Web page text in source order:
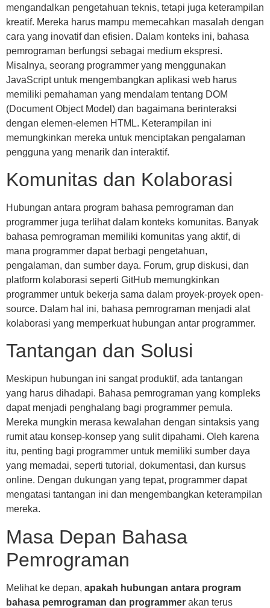
mengandalkan pengetahuan teknis, tetapi juga keterampilan
kreatif. Mereka harus mampu memecahkan masalah dengan
cara yang inovatif dan efisien. Dalam konteks ini, bahasa
pemrograman berfungsi sebagai medium ekspresi.
Misalnya, seorang programmer yang menggunakan
JavaScript untuk mengembangkan aplikasi web harus
memiliki pemahaman yang mendalam tentang DOM
(Document Object Model) dan bagaimana berinteraksi
dengan elemen-elemen HTML. Keterampilan ini
memungkinkan mereka untuk menciptakan pengalaman
pengguna yang menarik dan interaktif.
Komunitas dan Kolaborasi
Hubungan antara program bahasa pemrograman dan
programmer juga terlihat dalam konteks komunitas. Banyak
bahasa pemrograman memiliki komunitas yang aktif, di
mana programmer dapat berbagi pengetahuan,
pengalaman, dan sumber daya. Forum, grup diskusi, dan
platform kolaborasi seperti GitHub memungkinkan
programmer untuk bekerja sama dalam proyek-proyek open-
source. Dalam hal ini, bahasa pemrograman menjadi alat
kolaborasi yang memperkuat hubungan antar programmer.
Tantangan dan Solusi
Meskipun hubungan ini sangat produktif, ada tantangan
yang harus dihadapi. Bahasa pemrograman yang kompleks
dapat menjadi penghalang bagi programmer pemula.
Mereka mungkin merasa kewalahan dengan sintaksis yang
rumit atau konsep-konsep yang sulit dipahami. Oleh karena
itu, penting bagi programmer untuk memiliki sumber daya
yang memadai, seperti tutorial, dokumentasi, dan kursus
online. Dengan dukungan yang tepat, programmer dapat
mengatasi tantangan ini dan mengembangkan keterampilan
mereka.
Masa Depan Bahasa
Pemrograman
Melihat ke depan, apakah hubungan antara program
bahasa pemrograman dan programmer akan terus